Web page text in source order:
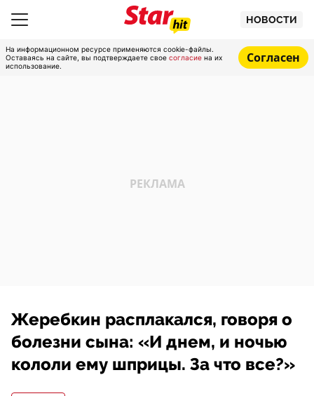
НОВОСТИ
На информационном ресурсе применяются cookie-файлы.
Оставаясь на сайте, вы подтверждаете свое согласие на их
использование.
Согласен
Жеребкин расплакался, говоря о
болезни сына: «И днем, и ночью
кололи ему шприцы. За что все?»